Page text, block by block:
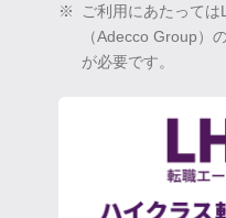
※
ご利用にあたっては
（Adecco Group）
が必要です。